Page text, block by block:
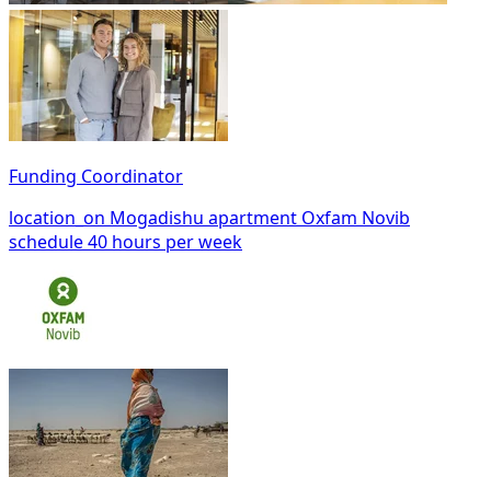
Funding Coordinator
location_on Mogadishu apartment Oxfam Novib
schedule40 hours per week